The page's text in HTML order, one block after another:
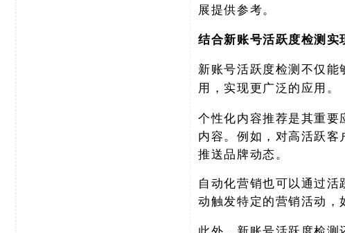
展提供参考。
结合新账号活跃度检测实
新账号活跃度检测不仅能
用，实现更广泛的应用。
个性化内容推荐是其重
内容。例如，对高活跃
推送品牌动态。
自动化营销也可以通过
动触发特定的营销活动，